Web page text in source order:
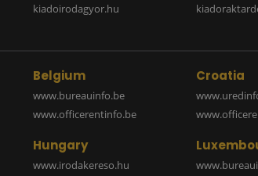
kiadoirodagyor.hu
Belgium
www.bureauinfo.be
www.officerentinfo.be
Croatia
Hungary
www.irodakereso.hu